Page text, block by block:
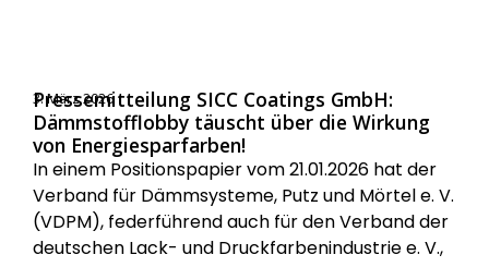
3. März 2026
Pressemitteilung SICC Coatings GmbH:
Dämmstofflobby täuscht über die Wirkung
von Energiesparfarben!
In einem Positionspapier vom 21.01.2026 hat der
Verband für Dämmsysteme, Putz und Mörtel e. V.
(VDPM), federführend auch für den Verband der
deutschen Lack- und Druckfarbenindustrie e. V.,